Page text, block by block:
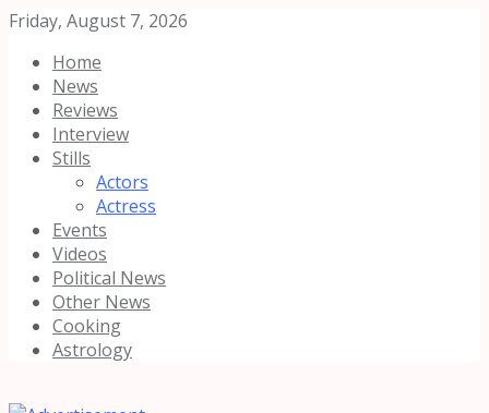
Friday, August 7, 2026
Home
News
Reviews
Interview
Stills
Actors
Actress
Events
Videos
Political News
Other News
Cooking
Astrology